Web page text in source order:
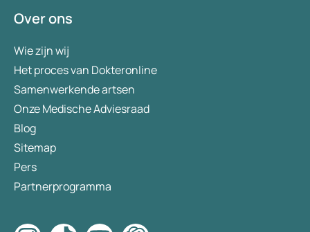
Over ons
Wie zijn wij
Het proces van Dokteronline
Samenwerkende artsen
Onze Medische Adviesraad
Blog
Sitemap
Pers
Partnerprogramma